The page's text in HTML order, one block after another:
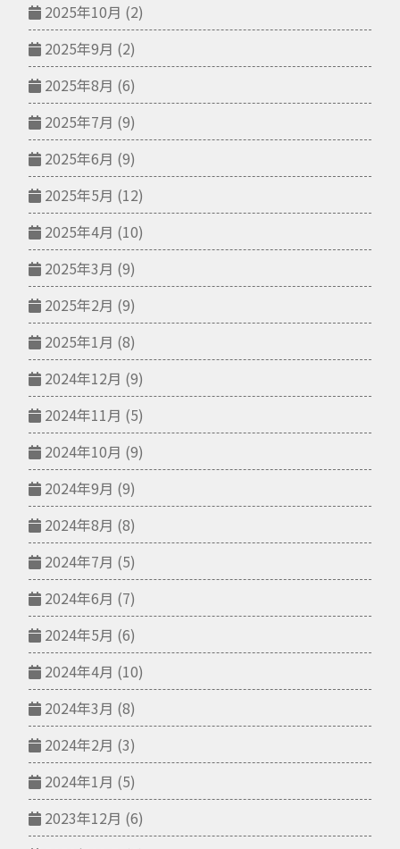
2025年10月 (2)
2025年9月 (2)
2025年8月 (6)
2025年7月 (9)
2025年6月 (9)
2025年5月 (12)
2025年4月 (10)
2025年3月 (9)
2025年2月 (9)
2025年1月 (8)
2024年12月 (9)
2024年11月 (5)
2024年10月 (9)
2024年9月 (9)
2024年8月 (8)
2024年7月 (5)
2024年6月 (7)
2024年5月 (6)
2024年4月 (10)
2024年3月 (8)
2024年2月 (3)
2024年1月 (5)
2023年12月 (6)